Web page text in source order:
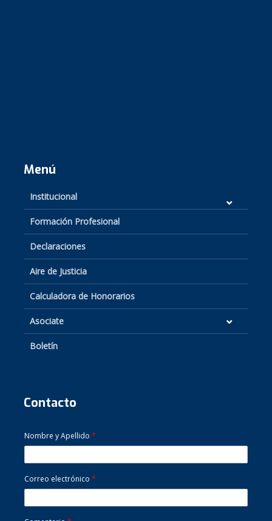
Menú
Institucional
Formación Profesional
Declaraciones
Aire de Justicia
Calculadora de Honorarios
Asociate
Boletín
Contacto
Nombre y Apellido *
Correo electrónico *